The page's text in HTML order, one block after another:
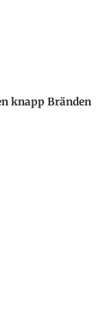
knapp Bränden